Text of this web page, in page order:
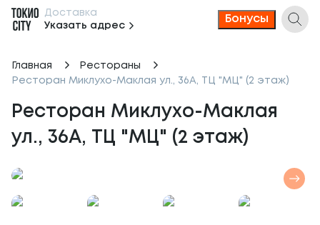
Доставка
Указать адрес
Бонусы
Главная
Рестораны
Ресторан Миклухо-Маклая ул., 36А, ТЦ "МЦ" (2 этаж)
Ресторан Миклухо-Маклая
ул., 36А, ТЦ "МЦ" (2 этаж)